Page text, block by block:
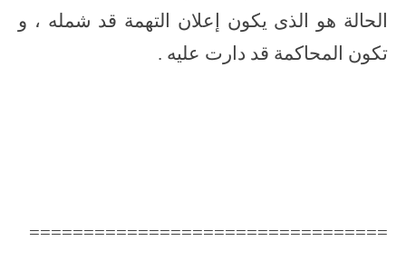
الحالة هو الذى يكون إعلان التهمة قد شمله ، و
تكون المحاكمة قد دارت عليه .
=================================